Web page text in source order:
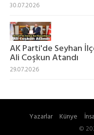
30.07.2026
AK Parti'de Seyhan
Ali Coşkun Atandı
29.07.2026
Yazarlar Künye
©